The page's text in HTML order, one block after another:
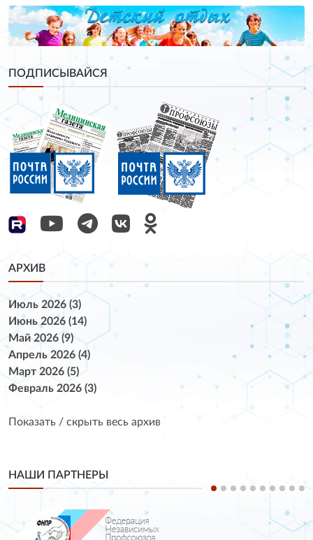
ПОДПИСЫВАЙСЯ
АРХИВ
Июль 2026 (3)
Июнь 2026 (14)
Май 2026 (9)
Апрель 2026 (4)
Март 2026 (5)
Февраль 2026 (3)
Показать / скрыть весь архив
НАШИ ПАРТНЕРЫ